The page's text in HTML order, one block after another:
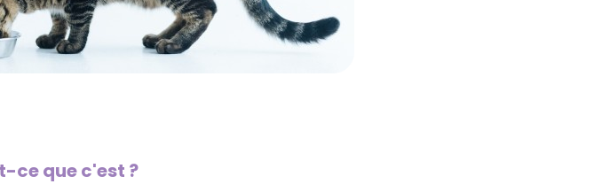
ce que c'est ?